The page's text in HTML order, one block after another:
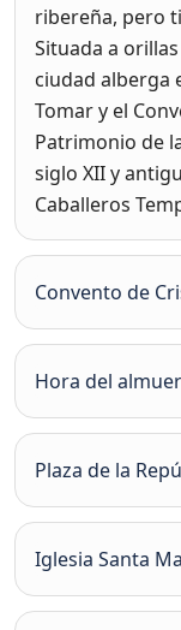
ribereña, pero
Situada a
ciudad alberga
Tomar y el
Patrimonio de
siglo XII y
Caballeros
Convento de
Hora del
Plaza de la
Iglesia Santa